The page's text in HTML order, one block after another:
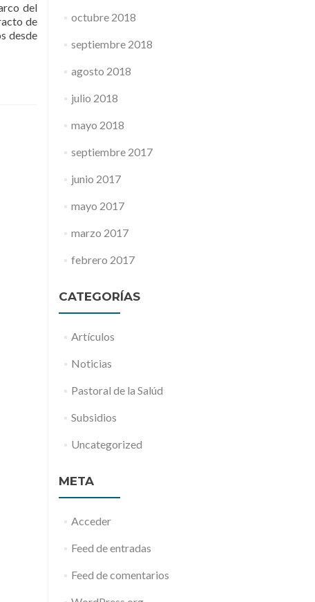
del
de
desde
octubre 2018
septiembre 2018
agosto 2018
julio 2018
mayo 2018
septiembre 2017
junio 2017
mayo 2017
marzo 2017
febrero 2017
CATEGORÍAS
Artículos
Noticias
Pastoral de la Salúd
Subsidios
Uncategorized
META
Acceder
Feed de entradas
Feed de comentarios